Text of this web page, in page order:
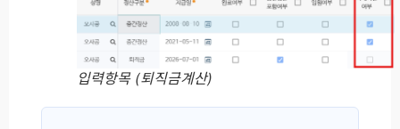
입력항목 (퇴직금계산)